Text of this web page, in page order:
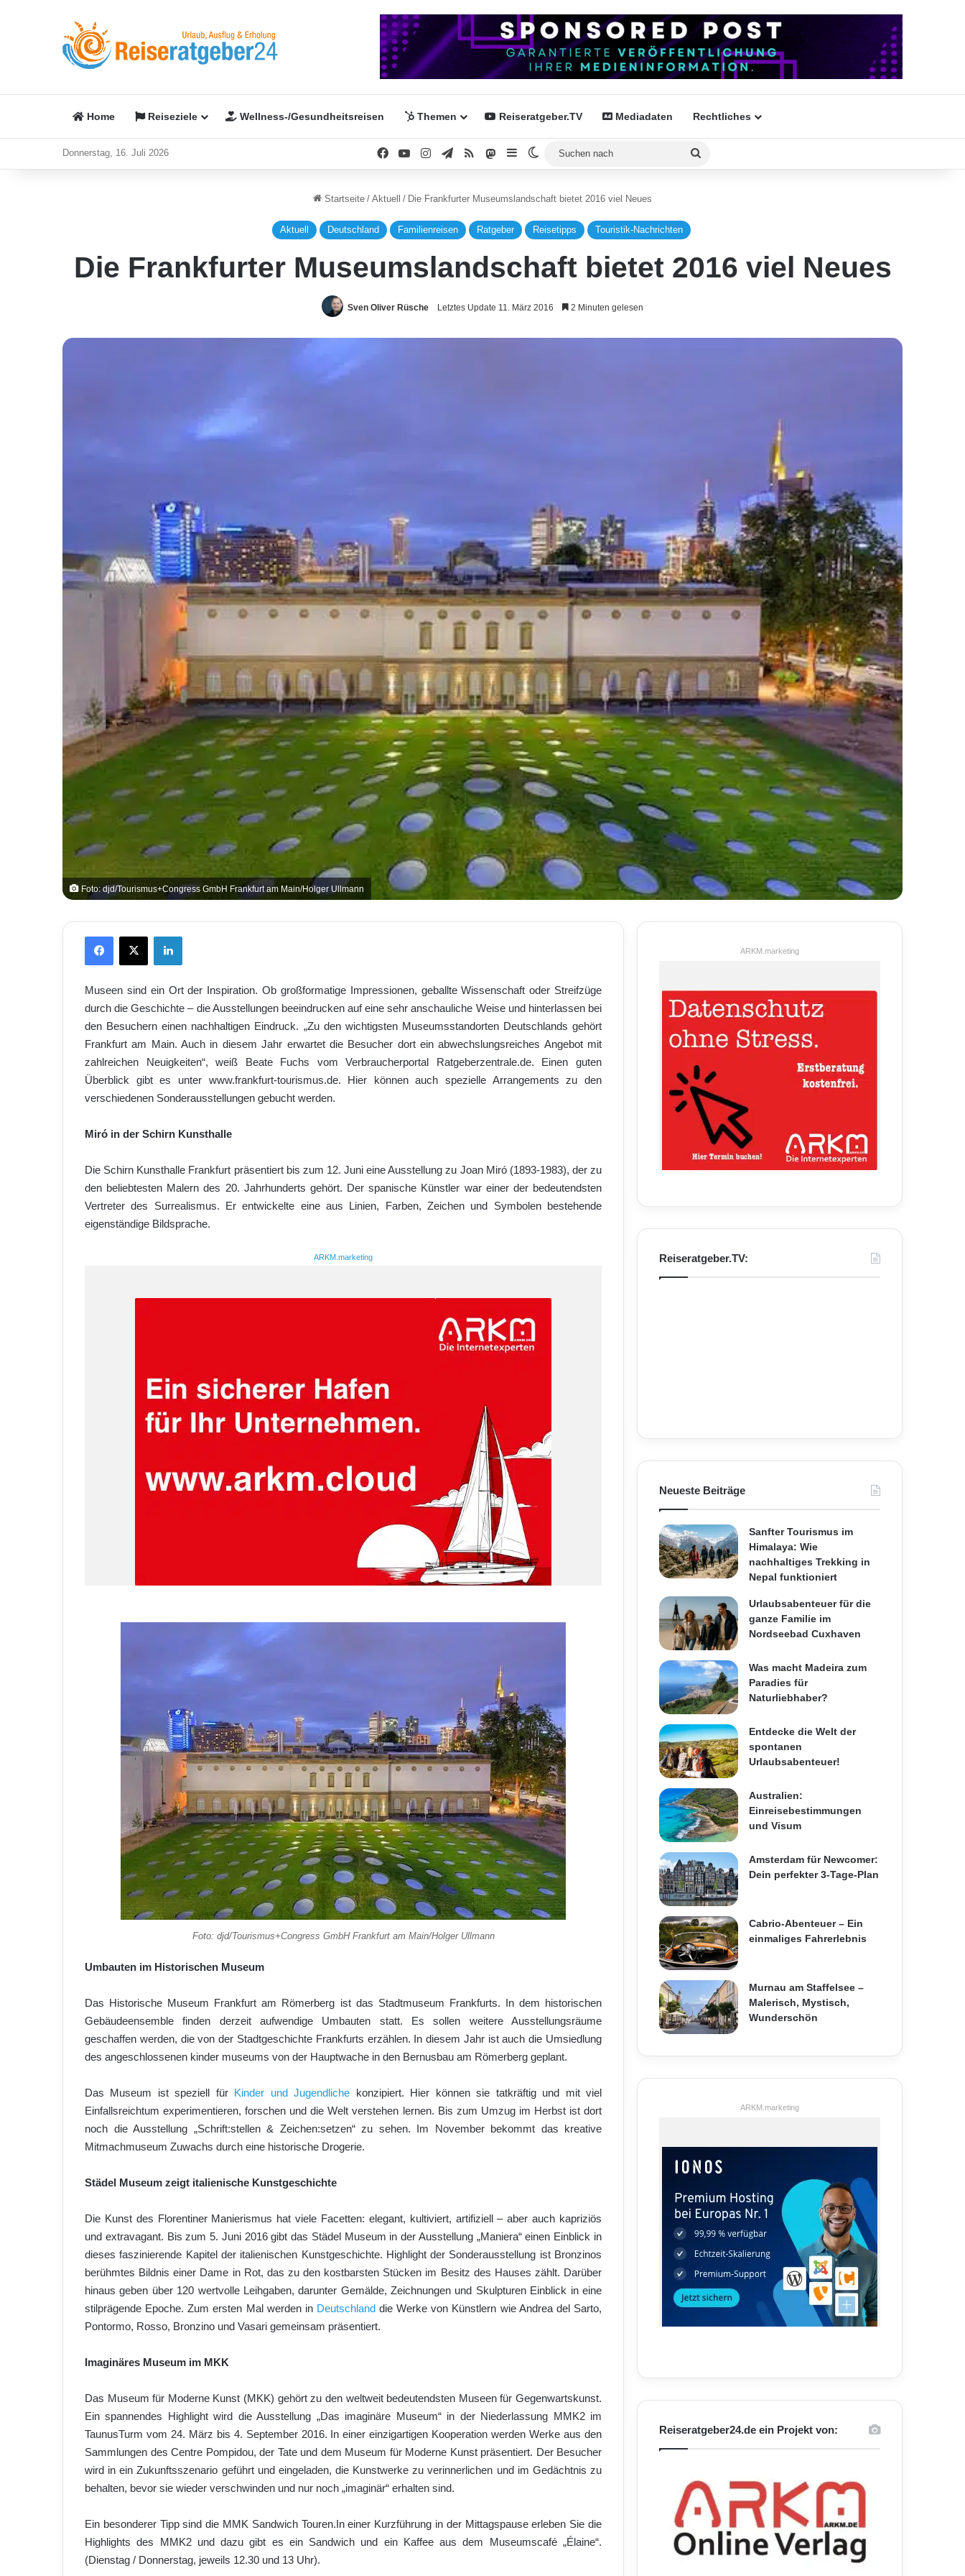
Home Reiseziele Wellness-/Gesundheitsreisen Themen Reiseratgeber.TV Mediadaten Rechtliches
Donnerstag, 16. Juli 2026 FacebookYouTubeInstagramTelegram
RSS Mastodon
SidebarSkin umschalten
Startseite / Aktuell / Die Frankfurter Museumslandschaft bietet 2016 viel Neues
Aktuell Deutschland Familienreisen Ratgeber Reisetipps Touristik-Nachrichten
Die Frankfurter Museumslandschaft bietet 2016 viel Neues
Sven Oliver Rüsche Letztes Update 11. März 2016 2 Minuten gelesen
Foto: djd/Tourismus+Congress GmbH Frankfurt am Main/Holger Ullmann
X
Museen sind ein Ort der Inspiration. Ob großformatige Impressionen, geballte Wissenschaft oder Streifzüge
durch die Geschichte – die Ausstellungen beeindrucken auf eine sehr anschauliche Weise und hinterlassen bei
den Besuchern einen nachhaltigen Eindruck. „Zu den wichtigsten Museumsstandorten Deutschlands gehört
Frankfurt am Main. Auch in diesem Jahr erwartet die Besucher dort ein abwechslungsreiches Angebot mit
zahlreichen Neuigkeiten“, weiß Beate Fuchs vom Verbraucherportal Ratgeberzentrale.de. Einen guten
Überblick gibt es unter www.frankfurt-tourismus.de. Hier können auch spezielle Arrangements zu den
verschiedenen Sonderausstellungen gebucht werden.
Miró in der Schirn Kunsthalle
Die Schirn Kunsthalle Frankfurt präsentiert bis zum 12. Juni eine Ausstellung zu Joan Miró (1893-1983), der zu
den beliebtesten Malern des 20. Jahrhunderts gehört. Der spanische Künstler war einer der bedeutendsten
Vertreter des Surrealismus. Er entwickelte eine aus Linien, Farben, Zeichen und Symbolen bestehende
eigenständige Bildsprache.
ARKM.marketing
Foto: djd/Tourismus+Congress GmbH Frankfurt am Main/Holger Ullmann
Umbauten im Historischen Museum
Das Historische Museum Frankfurt am Römerberg ist das Stadtmuseum Frankfurts. In dem historischen
Gebäudeensemble finden derzeit aufwendige Umbauten statt. Es sollen weitere Ausstellungsräume
geschaffen werden, die von der Stadtgeschichte Frankfurts erzählen. In diesem Jahr ist auch die Umsiedlung
des angeschlossenen kinder museums von der Hauptwache in den Bernusbau am Römerberg geplant.
Das Museum ist speziell für Kinder und Jugendliche konzipiert. Hier können sie tatkräftig und mit viel
Einfallsreichtum experimentieren, forschen und die Welt verstehen lernen. Bis zum Umzug im Herbst ist dort
noch die Ausstellung „Schrift:stellen & Zeichen:setzen“ zu sehen. Im November bekommt das kreative
Mitmachmuseum Zuwachs durch eine historische Drogerie.
Städel Museum zeigt italienische Kunstgeschichte
Die Kunst des Florentiner Manierismus hat viele Facetten: elegant, kultiviert, artifiziell – aber auch kapriziös
und extravagant. Bis zum 5. Juni 2016 gibt das Städel Museum in der Ausstellung „Maniera“ einen Einblick in
dieses faszinierende Kapitel der italienischen Kunstgeschichte. Highlight der Sonderausstellung ist Bronzinos
berühmtes Bildnis einer Dame in Rot, das zu den kostbarsten Stücken im Besitz des Hauses zählt. Darüber
hinaus geben über 120 wertvolle Leihgaben, darunter Gemälde, Zeichnungen und Skulpturen Einblick in eine
stilprägende Epoche. Zum ersten Mal werden in Deutschlanddie Werke von Künstlern wie Andrea del Sarto,
Pontormo, Rosso, Bronzino und Vasari gemeinsam präsentiert.
Imaginäres Museum im MKK
Das Museum für Moderne Kunst (MKK) gehört zu den weltweit bedeutendsten Museen für Gegenwartskunst.
Ein spannendes Highlight wird die Ausstellung „Das imaginäre Museum“ in der Niederlassung MMK2 im
TaunusTurm vom 24. März bis 4. September 2016. In einer einzigartigen Kooperation werden Werke aus den
Sammlungen des Centre Pompidou, der Tate und dem Museum für Moderne Kunst präsentiert. Der Besucher
wird in ein Zukunftsszenario geführt und eingeladen, die Kunstwerke zu verinnerlichen und im Gedächtnis zu
behalten, bevor sie wieder verschwinden und nur noch „imaginär“ erhalten sind.
Ein besonderer Tipp sind die MMK Sandwich Touren.In einer Kurzführung in der Mittagspause erleben Sie die
Highlights des MMK2 und dazu gibt es ein Sandwich und ein Kaffee aus dem Museumscafé „Élaine“.
(Dienstag / Donnerstag, jeweils 12.30 und 13 Uhr).
ARKM.marketing
Reiseratgeber.TV:
Neueste Beiträge
Sanfter Tourismus im
Himalaya: Wie
nachhaltiges Trekking in
Nepal funktioniert
Urlaubsabenteuer für die
ganze Familie im
Nordseebad Cuxhaven
Was macht Madeira zum
Paradies für
Naturliebhaber?
Entdecke die Welt der
spontanen
Urlaubsabenteuer!
Australien:
Einreisebestimmungen
und Visum
Amsterdam für Newcomer:
Dein perfekter 3-Tage-Plan
Cabrio-Abenteuer – Ein
einmaliges Fahrerlebnis
Murnau am Staffelsee –
Malerisch, Mystisch,
Wunderschön
ARKM.marketing
Reiseratgeber24.de ein Projekt von: